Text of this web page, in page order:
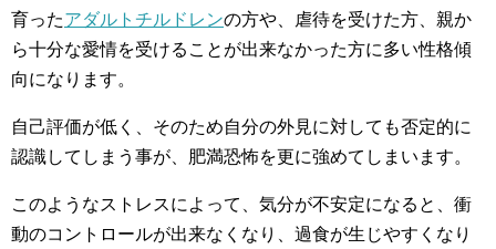
育ったアダルトチルドレンの方や、虐待を受けた方、親か
ら十分な愛情を受けることが出来なかった方に多い性格傾
向になります。
自己評価が低く、そのため自分の外見に対しても否定的に
認識してしまう事が、肥満恐怖を更に強めてしまいます。
このようなストレスによって、気分が不安定になると、衝
動のコントロールが出来なくなり、過食が生じやすくなり